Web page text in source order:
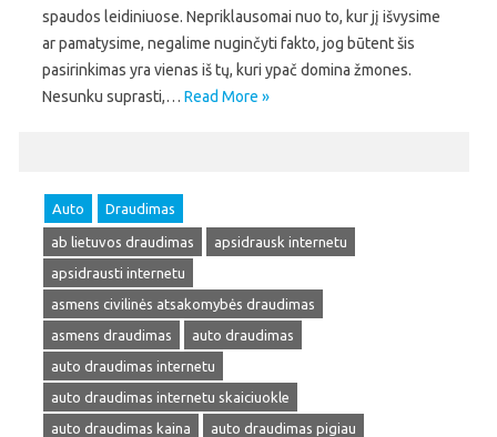
spaudos leidiniuose. Nepriklausomai nuo to, kur jį išvysime
ar pamatysime, negalime nuginčyti fakto, jog būtent šis
pasirinkimas yra vienas iš tų, kuri ypač domina žmones.
Nesunku suprasti,… Read More »
Auto Draudimas
ab lietuvos draudimas
apsidrausk internetu
apsidrausti internetu
asmens civilinės atsakomybės draudimas
asmens draudimas
auto draudimas
auto draudimas internetu
auto draudimas internetu skaiciuokle
auto draudimas kaina
auto draudimas pigiau